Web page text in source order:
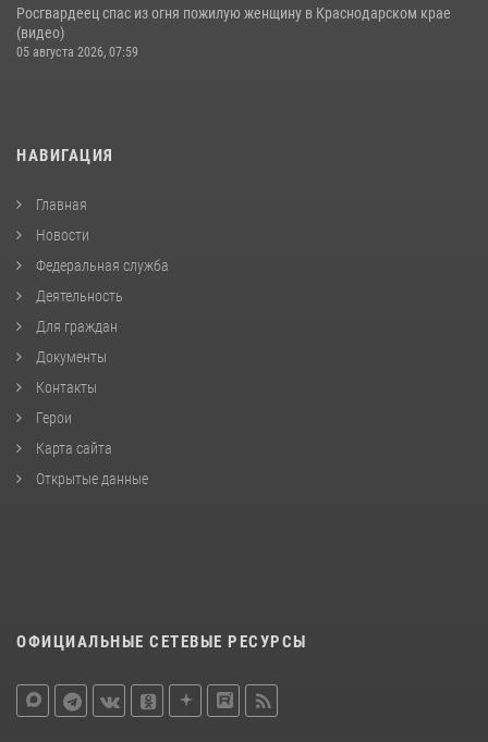
Росгвардеец спас из огня пожилую женщину в Краснодарском крае
(видео)
05 августа 2026, 07:59
НАВИГАЦИЯ
Главная
Новости
Федеральная служба
Деятельность
Для граждан
Документы
Контакты
Герои
Карта сайта
Открытые данные
ОФИЦИАЛЬНЫЕ СЕТЕВЫЕ РЕСУРСЫ